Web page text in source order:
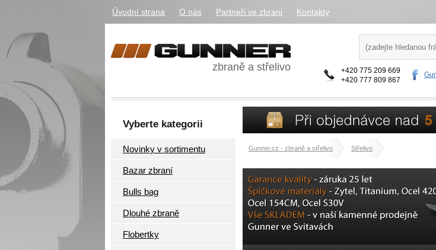
Úvodní strana O nás Partneři ve zbrani Kontakty
zbraně a střelivo
+420 775 209 669
+420 777 809 867
Vyberte kategorii
Novinky v sortimentu
Bazar zbraní
Bulls bag
Dlouhé zbraně
Flobertky
Gunner.cz - zbraně a střelivo Střelivo